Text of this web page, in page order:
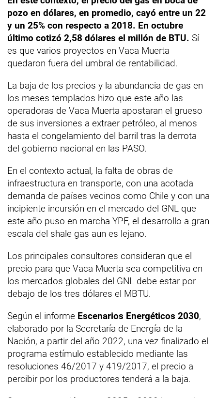
pozo en dólares, en promedio, cayó entre un 22
y un 25% con respecto a 2018. En octubre
último cotizó 2,58 dólares el millón de BTU. Sí
es que varios proyectos en Vaca Muerta
quedaron fuera del umbral de rentabilidad.
La baja de los precios y la abundancia de gas en
los meses templados hizo que este año las
operadoras de Vaca Muerta apostaran el grueso
de sus inversiones a extraer petróleo, al menos
hasta el congelamiento del barril tras la derrota
del gobierno nacional en las PASO.
En el contexto actual, la falta de obras de
infraestructura en transporte, con una acotada
demanda de países vecinos como Chile y con una
incipiente incursión en el mercado del GNL que
este año puso en marcha YPF, el desarrollo a gran
escala del shale gas aun es lejano.
Los principales consultores consideran que el
precio para que Vaca Muerta sea competitiva en
los mercados globales del GNL debe estar por
debajo de los tres dólares el MBTU.
Según el informe Escenarios Energéticos 2030,
elaborado por la Secretaría de Energía de la
Nación, a partir del año 2022, una vez finalizado el
programa estímulo establecido mediante las
resoluciones 46/2017 y 419/2017, el precio a
percibir por los productores tenderá a la baja.